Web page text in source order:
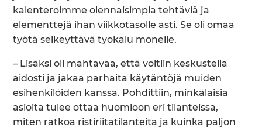
kalenteroimme olennaisimpia tehtäviä ja
elementtejä ihan viikkotasolle asti. Se oli omaa
työtä selkeyttävä työkalu monelle.
– Lisäksi oli mahtavaa, että voitiin keskustella
aidosti ja jakaa parhaita käytäntöjä muiden
esihenkilöiden kanssa. Pohdittiin, minkälaisia
asioita tulee ottaa huomioon eri tilanteissa,
miten ratkoa ristiriitatilanteita ja kuinka paljon